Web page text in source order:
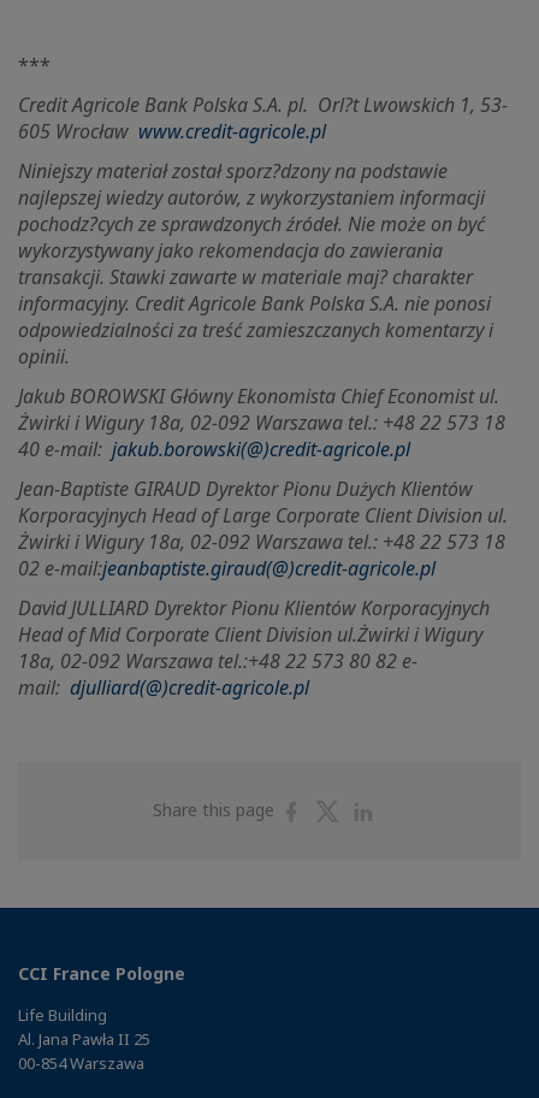
***
Credit Agricole Bank Polska S.A. pl. Orl?t Lwowskich 1, 53-
605 Wrocław www.credit-agricole.pl
Niniejszy materiał został sporz?dzony na podstawie
najlepszej wiedzy autorów, z wykorzystaniem informacji
pochodz?cych ze sprawdzonych źródeł. Nie może on być
wykorzystywany jako rekomendacja do zawierania
transakcji. Stawki zawarte w materiale maj? charakter
informacyjny. Credit Agricole Bank Polska S.A. nie ponosi
odpowiedzialności za treść zamieszczanych komentarzy i
opinii.
Jakub BOROWSKI Główny Ekonomista Chief Economist ul.
Żwirki i Wigury 18a, 02-092 Warszawa tel.: +48 22 573 18
40 e-mail: jakub.borowski(@)credit-agricole.pl
Jean-Baptiste GIRAUD Dyrektor Pionu Dużych Klientów
Korporacyjnych Head of Large Corporate Client Division ul.
Żwirki i Wigury 18a, 02-092 Warszawa tel.: +48 22 573 18
02 e-mail:jeanbaptiste.giraud(@)credit-agricole.pl
David JULLIARD Dyrektor Pionu Klientów Korporacyjnych
Head of Mid Corporate Client Division ul.Żwirki i Wigury
18a, 02-092 Warszawa tel.:+48 22 573 80 82 e-
mail: djulliard(@)credit-agricole.pl
Share this page
ShareShare
CCI France Pologne
Life Building
Al. Jana Pawła II 25
00-854 Warszawa